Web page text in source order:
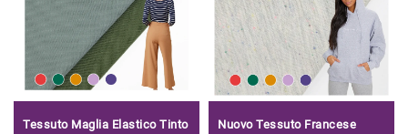
Tessuto Maglia Elastico Tinto
Nuovo Tessuto Francese